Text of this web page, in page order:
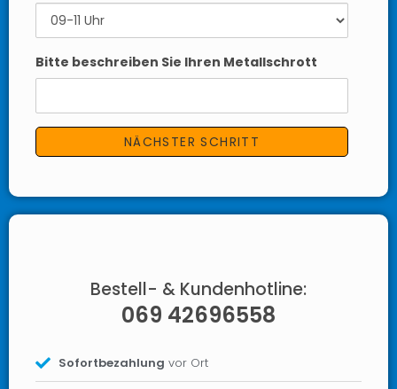
Bitte beschreiben Sie Ihren Metallschrott
Bestell- & Kundenhotline:
069 42696558
Sofortbezahlung vor Ort